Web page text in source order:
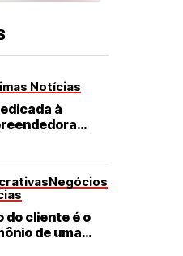
Notícias
à
de
de
Negócios
do cliente é o
de uma